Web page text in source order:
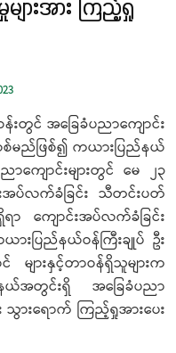
ားအား ကြည့်ရှု
းတွင် အခြေခံပညာကျောင်း
မည်ဖြစ်၍ ကယားပြည်နယ်
ျောင်းများတွင် မေ ၂၃
ပ်လက်ခံခြင်း သီတင်းပတ်
ကျောင်းအပ်လက်ခံခြင်း
ပြည်နယ်ဝန်ကြီးချုပ် ဦး
ျားနှင့်တာဝန်ရှိသူများက
အတွင်းရှိ အခြေခံပညာ
း သွားရောက် ကြည့်ရှုအားပေး